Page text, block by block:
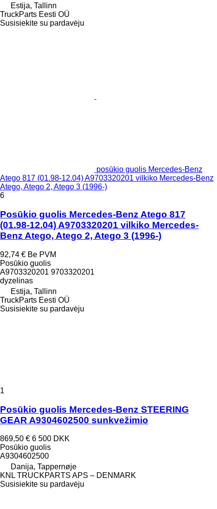
Estija, Tallinn
TruckParts Eesti OÜ
Susisiekite su pardavėju
posūkio guolis Mercedes-Benz
Atego 817 (01.98-12.04) A9703320201 vilkiko Mercedes-Benz
Atego, Atego 2, Atego 3 (1996-)
6
Posūkio guolis Mercedes-Benz Atego 817
(01.98-12.04) A9703320201 vilkiko Mercedes-
Benz Atego, Atego 2, Atego 3 (1996-)
92,74 € Be PVM
Posūkio guolis
A9703320201 9703320201
dyzelinas
Estija, Tallinn
TruckParts Eesti OÜ
Susisiekite su pardavėju
1
Posūkio guolis Mercedes-Benz STEERING
GEAR A9304602500 sunkvežimio
869,50 € 6 500 DKK
Posūkio guolis
A9304602500
Danija, Tappernøje
KNL TRUCKPARTS APS – DENMARK
Susisiekite su pardavėju